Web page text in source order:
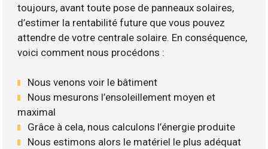
toujours, avant toute pose de panneaux solaires,
d’estimer la rentabilité future que vous pouvez
attendre de votre centrale solaire. En conséquence,
voici comment nous procédons :
Nous venons voir le bâtiment
Nous mesurons l’ensoleillement moyen et
maximal
Grâce à cela, nous calculons l’énergie produite
Nous estimons alors le matériel le plus adéquat